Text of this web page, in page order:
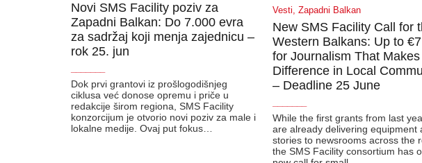
Novi SMS Facility poziv za
Zapadni Balkan: Do 7.000 evra
za sadržaj koji menja zajednicu –
rok 25. jun
Dok prvi grantovi iz prošlogodišnjeg
ciklusa već donose opremu i priče u
redakcije širom regiona, SMS Facility
konzorcijum je otvorio novi poziv za male i
lokalne medije. Ovaj put fokus…
Vesti, Zapadni Balkan
New SMS Facility Call for
Western Balkans: Up to
for Journalism That Makes
Difference in Local
– Deadline 25 June
While the first grants from last
are already delivering equipment
stories to newsrooms across the
the SMS Facility consortium has